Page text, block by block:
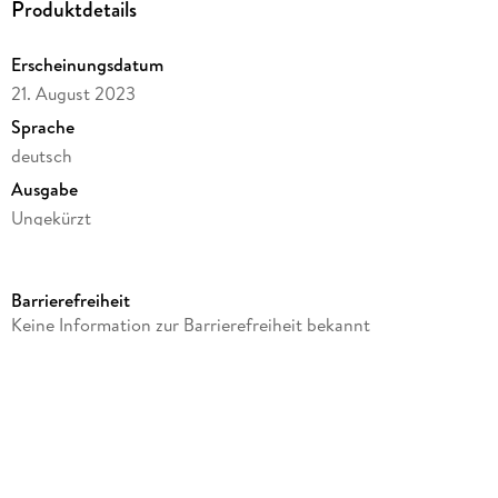
Produktdetails
Erscheinungsdatum
21. August 2023
Sprache
deutsch
Ausgabe
Ungekürzt
Laufzeit
Barrierefreiheit
Keine Information zur Barrierefreiheit bekannt